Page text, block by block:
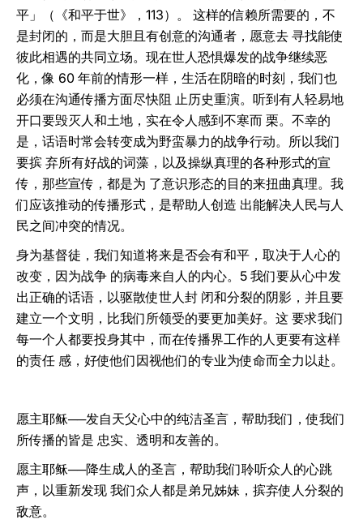
平」（《和平于世》，113）。 这样的信赖所需要的，不
是封闭的，而是大胆且有创意的沟通者，愿意去 寻找能使
彼此相遇的共同立场。现在世人恐惧爆发的战争继续恶
化，像 60 年前的情形一样，生活在阴暗的时刻，我们也
必须在沟通传播方面尽快阻 止历史重演。听到有人轻易地
开口要毁灭人和土地，实在令人感到不寒而 栗。不幸的
是，话语时常会转变成为野蛮暴力的战争行动。所以我们
要摈 弃所有好战的词藻，以及操纵真理的各种形式的宣
传，那些宣传，都是为 了意识形态的目的来扭曲真理。我
们应该推动的传播形式，是帮助人创造 出能解决人民与人
民之间冲突的情况。
身为基督徒，我们知道将来是否会有和平，取决于人心的
改变，因为战争 的病毒来自人的内心。5 我们要从心中发
出正确的话语，以驱散使世人封 闭和分裂的阴影，并且要
建立一个文明，比我们所领受的要更加美好。这 要求我们
每一个人都要投身其中，而在传播界工作的人更要有这样
的责任 感，好使他们因视他们的专业为使命而全力以赴。
愿主耶稣──发自天父心中的纯洁圣言，帮助我们，使我们
所传播的皆是 忠实、透明和友善的。
愿主耶稣──降生成人的圣言，帮助我们聆听众人的心跳
声，以重新发现 我们众人都是弟兄姊妹，摈弃使人分裂的
敌意。